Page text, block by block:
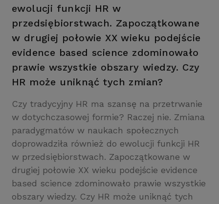
ewolucji funkcji HR w
przedsiębiorstwach. Zapoczątkowane
w drugiej połowie XX wieku podejście
evidence based science zdominowało
prawie wszystkie obszary wiedzy. Czy
HR może uniknąć tych zmian?
Czy tradycyjny HR ma szansę na przetrwanie
w dotychczasowej formie? Raczej nie. Zmiana
paradygmatów w naukach społecznych
doprowadziła również do ewolucji funkcji HR
w przedsiębiorstwach. Zapoczątkowane w
drugiej połowie XX wieku podejście evidence
based science zdominowało prawie wszystkie
obszary wiedzy. Czy HR może uniknąć tych